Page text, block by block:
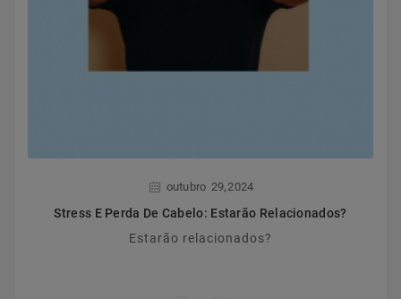
outubro 29, 2024
Stress E Perda De Cabelo: Estarão Relacionados?
Estarão relacionados?